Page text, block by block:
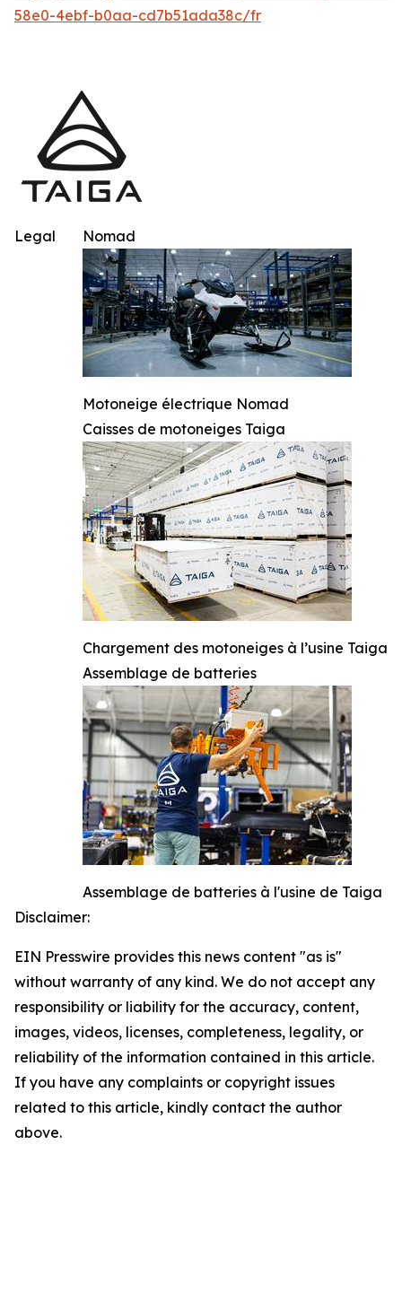
58e0-4ebf-b0aa-cd7b51ada38c/fr
Nomad
Motoneige électrique Nomad
Caisses de motoneiges Taiga
Chargement des motoneiges à l’usine Taiga
Assemblage de batteries
Assemblage de batteries à l'usine de Taiga
Legal
Disclaimer:
EIN Presswire provides this news content "as is"
without warranty of any kind. We do not accept any
responsibility or liability for the accuracy, content,
images, videos, licenses, completeness, legality, or
reliability of the information contained in this article.
If you have any complaints or copyright issues
related to this article, kindly contact the author
above.